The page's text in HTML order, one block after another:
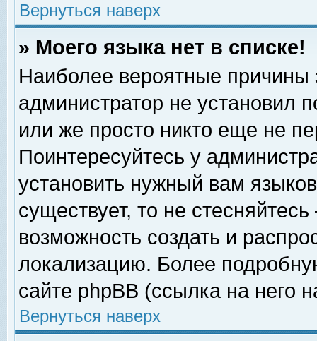
Вернуться наверх
» Моего языка нет в списке!
Наиболее вероятные причины
администратор не установил
или же просто никто еще не
Поинтересуйтесь у
установить нужный вам
существует, то не
возможность создать и
локализацию. Более
сайте phpBB (ссылка на него
Вернуться наверх